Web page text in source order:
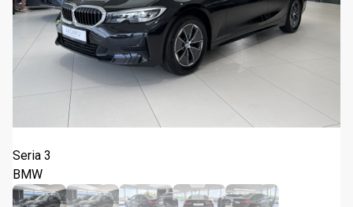
BMW Seria 3 318i Advantage 2022
Seria 3
BMW